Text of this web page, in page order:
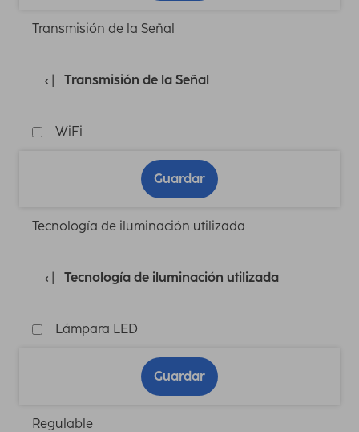
Transmisión de la Señal
Transmisión de la Señal
WiFi
Guardar
Tecnología de iluminación utilizada
Tecnología de iluminación utilizada
Lámpara LED
Guardar
Regulable